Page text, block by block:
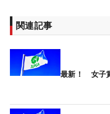
関連記事
最新！ 女子